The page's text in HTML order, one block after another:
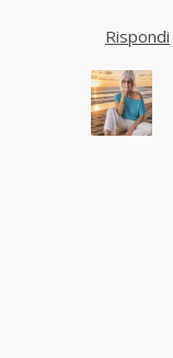
Rispondi